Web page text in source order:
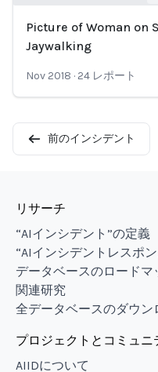
Loading...
Picture of Woman on
Jaywalking
Nov 2018 · 24 レポート
前のインシデント
リサーチ
“AIインシデント”の定義
“AIインシデントレスポ
データベースのロードマ
関連研究
全データベースのダウン
プロジェクトとコミュニ
AIIDについて